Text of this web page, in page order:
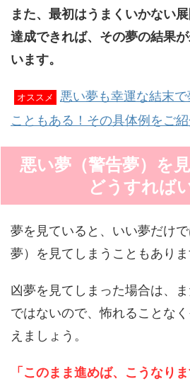
また、最初はうまくいかない
達成できれば、その夢の結果
います。
オススメ
悪い夢も幸運な結末
こともある！その具体例をご紹
悪い夢（警告夢）を
どうすれば
夢を見ていると、いい夢だけ
夢）を見てしまうこともありま
凶夢を見てしまった場合は、
ではないので、怖れることな
えましょう。
「このまま進めば、こうなりま